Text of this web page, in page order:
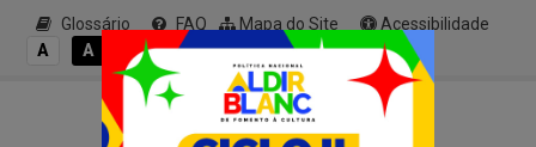
Glossário FAQ Mapa do Site
Acessibilidade
A
A A A+